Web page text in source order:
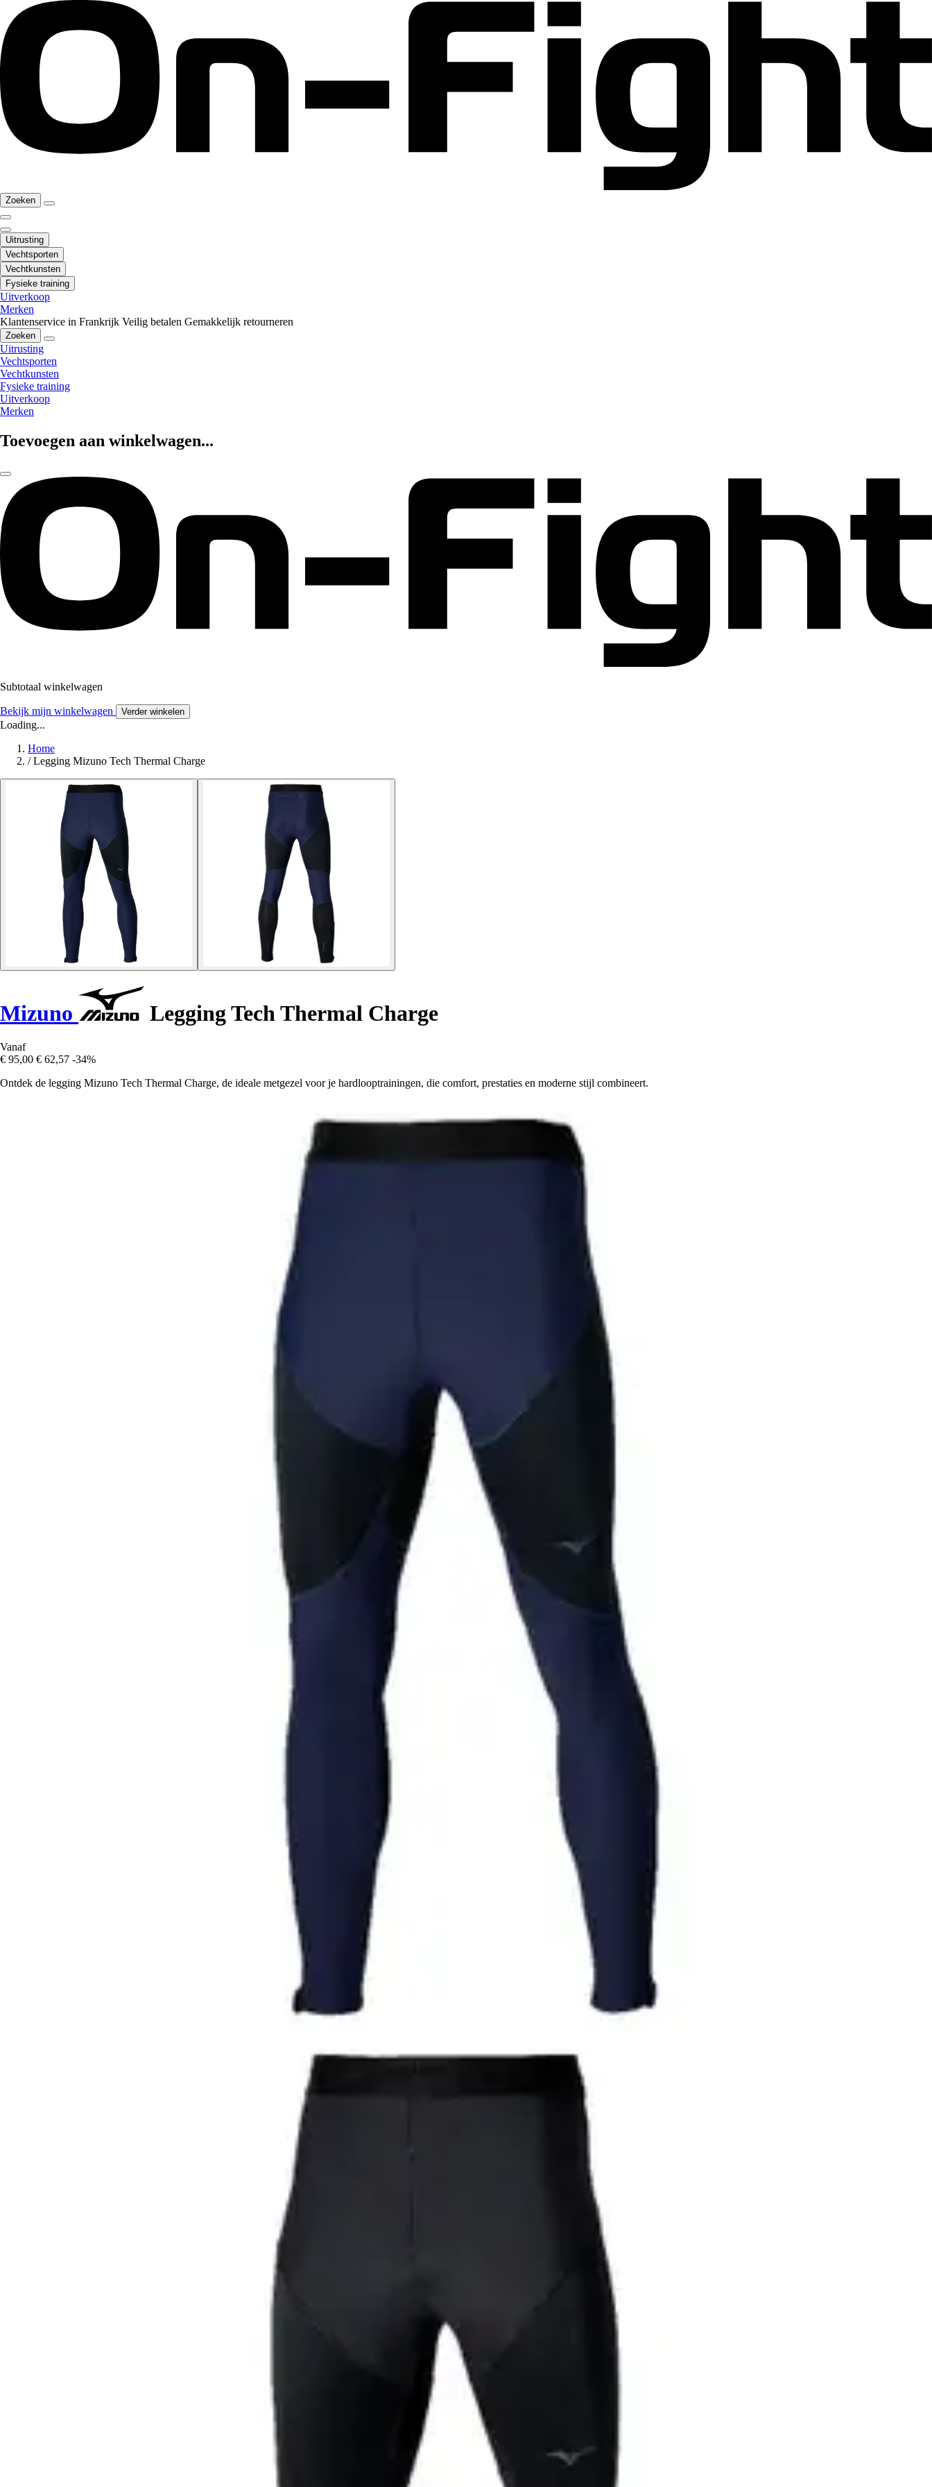
Zoeken
Uitrusting
Vechtsporten
Vechtkunsten
Fysieke training
Uitverkoop
Merken
Klantenservice in Frankrijk Veilig betalen Gemakkelijk retourneren
Zoeken
Uitrusting
Vechtsporten
Vechtkunsten
Fysieke training
Uitverkoop
Merken
Toevoegen aan winkelwagen...
Subtotaal winkelwagen
Bekijk mijn winkelwagen Verder winkelen
Loading...
Home
/ Legging Mizuno Tech Thermal Charge
Mizuno Legging Tech Thermal Charge
Vanaf
€ 95,00 € 62,57 -34%
Ontdek de legging Mizuno Tech Thermal Charge, de ideale metgezel voor je hardlooptrainingen, die comfort, prestaties en moderne stijl combineert.